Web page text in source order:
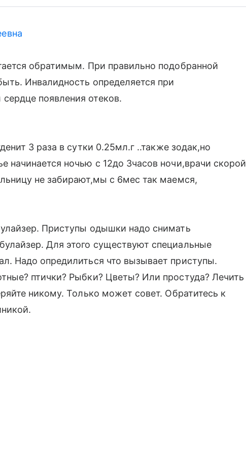
обратимым. При правильно подобранной
Инвалидность определяется при
появления отеков.
3 раза в сутки 0.25мл.г ..также зодак,но
начинается ночью с 12до 3часов ночи,врачи скорой
не забирают,мы с 6мес так маемся,
Приступы одышки надо снимать
Для этого существуют специальные
Надо опредилиться что вызывает приступы.
птички? Рыбки? Цветы? Или простуда? Лечить
никому. Только может совет. Обратитесь к